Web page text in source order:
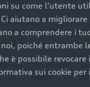
e all'aspetto,
a una maggiore
manutenzione
e attenzione del
su come l'utente
aiutano a
a comprendere i
poiché entrambe
è possibile
sui cookie per